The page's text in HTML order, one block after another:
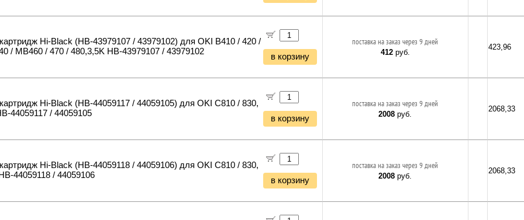
Hi-Black (HB-43979107 / 43979102) для OKI B410 / 420 /
/ MB460 / 470 / 480,3,5K HB-43979107 / 43979102
в корзину
поставка на заказ через 9 дней
412руб.
423,96
Hi-Black (HB-44059117 / 44059105) для OKI C810 / 830,
44059117 / 44059105
в корзину
поставка на заказ через 9 дней
2008 руб.
2068,33
Hi-Black (HB-44059118 / 44059106) для OKI C810 / 830,
44059118 / 44059106
в корзину
поставка на заказ через 9 дней
2008 руб.
2068,33